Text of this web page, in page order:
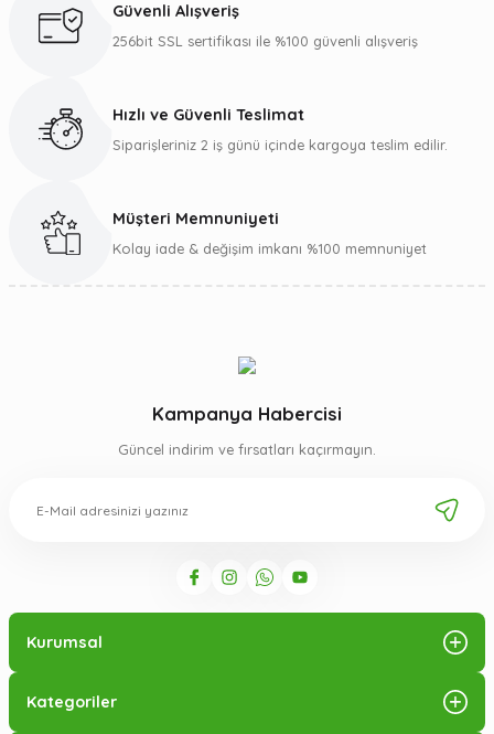
Ürün bilgilerinde hatalar bulunuyor.
Gönder
Güvenli Alışveriş
256bit SSL sertifikası ile %100 güvenli alışveriş
Hızlı ve Güvenli Teslimat
Siparişleriniz 2 iş günü içinde kargoya teslim edilir.
Müşteri Memnuniyeti
Kolay iade & değişim imkanı %100 memnuniyet
Kampanya Habercisi
Güncel indirim ve fırsatları kaçırmayın.
Kurumsal
Kategoriler